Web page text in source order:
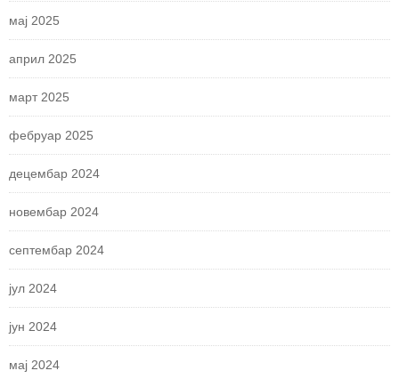
мај 2025
април 2025
март 2025
фебруар 2025
децембар 2024
новембар 2024
септембар 2024
јул 2024
јун 2024
мај 2024